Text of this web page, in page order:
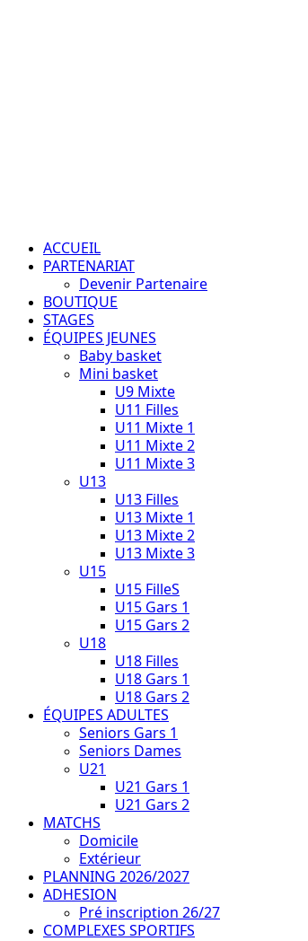
ACCUEIL
PARTENARIAT
Devenir Partenaire
BOUTIQUE
STAGES
ÉQUIPES JEUNES
Baby basket
Mini basket
U9 Mixte
U11 Filles
U11 Mixte 1
U11 Mixte 2
U11 Mixte 3
U13
U13 Filles
U13 Mixte 1
U13 Mixte 2
U13 Mixte 3
U15
U15 FilleS
U15 Gars 1
U15 Gars 2
U18
U18 Filles
U18 Gars 1
U18 Gars 2
ÉQUIPES ADULTES
Seniors Gars 1
Seniors Dames
U21
U21 Gars 1
U21 Gars 2
MATCHS
Domicile
Extérieur
PLANNING 2026/2027
ADHESION
Pré inscription 26/27
COMPLEXES SPORTIFS